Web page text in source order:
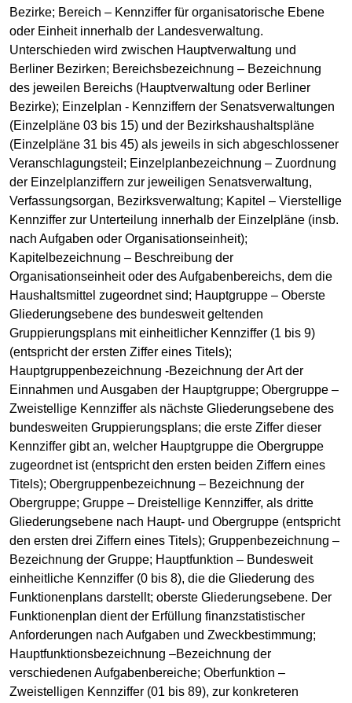
Bezirke; Bereich – Kennziffer für organisatorische Ebene
oder Einheit innerhalb der Landesverwaltung.
Unterschieden wird zwischen Hauptverwaltung und
Berliner Bezirken; Bereichsbezeichnung – Bezeichnung
des jeweilen Bereichs (Hauptverwaltung oder Berliner
Bezirke); Einzelplan - Kennziffern der Senatsverwaltungen
(Einzelpläne 03 bis 15) und der Bezirkshaushaltspläne
(Einzelpläne 31 bis 45) als jeweils in sich abgeschlossener
Veranschlagungsteil; Einzelplanbezeichnung – Zuordnung
der Einzelplanziffern zur jeweiligen Senatsverwaltung,
Verfassungsorgan, Bezirksverwaltung; Kapitel – Vierstellige
Kennziffer zur Unterteilung innerhalb der Einzelpläne (insb.
nach Aufgaben oder Organisationseinheit);
Kapitelbezeichnung – Beschreibung der
Organisationseinheit oder des Aufgabenbereichs, dem die
Haushaltsmittel zugeordnet sind; Hauptgruppe – Oberste
Gliederungsebene des bundesweit geltenden
Gruppierungsplans mit einheitlicher Kennziffer (1 bis 9)
(entspricht der ersten Ziffer eines Titels);
Hauptgruppenbezeichnung -Bezeichnung der Art der
Einnahmen und Ausgaben der Hauptgruppe; Obergruppe –
Zweistellige Kennziffer als nächste Gliederungsebene des
bundesweiten Gruppierungsplans; die erste Ziffer dieser
Kennziffer gibt an, welcher Hauptgruppe die Obergruppe
zugeordnet ist (entspricht den ersten beiden Ziffern eines
Titels); Obergruppenbezeichnung – Bezeichnung der
Obergruppe; Gruppe – Dreistellige Kennziffer, als dritte
Gliederungsebene nach Haupt- und Obergruppe (entspricht
den ersten drei Ziffern eines Titels); Gruppenbezeichnung –
Bezeichnung der Gruppe; Hauptfunktion – Bundesweit
einheitliche Kennziffer (0 bis 8), die die Gliederung des
Funktionenplans darstellt; oberste Gliederungsebene. Der
Funktionenplan dient der Erfüllung finanzstatistischer
Anforderungen nach Aufgaben und Zweckbestimmung;
Hauptfunktionsbezeichnung –Bezeichnung der
verschiedenen Aufgabenbereiche; Oberfunktion –
Zweistelligen Kennziffer (01 bis 89), zur konkreteren